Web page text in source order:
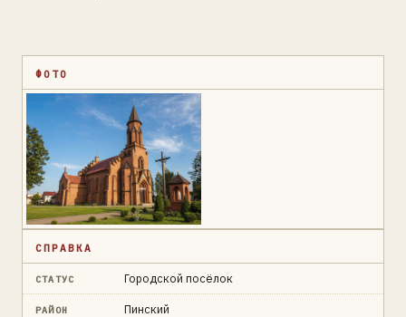
ФОТО
СПРАВКА
СТАТУС Городской посёлок
РАЙОН Пинский